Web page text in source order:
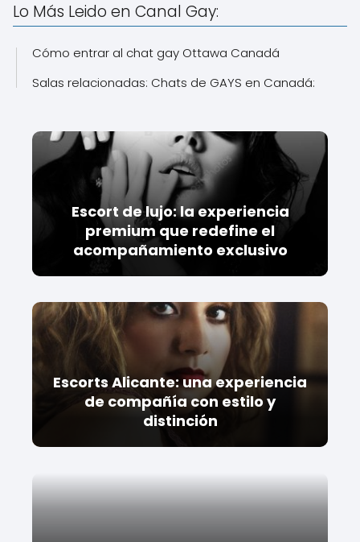
Lo Más Leido en Canal Gay:
Cómo entrar al chat gay Ottawa Canadá
Salas relacionadas: Chats de GAYS en Canadá:
Escort de lujo: la experiencia
premium que redefine el
acompañamiento exclusivo
Escorts Alicante: una experiencia
de compañía con estilo y
distinción